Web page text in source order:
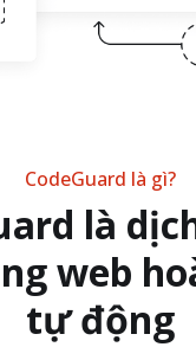
CodeGuard là gì?
là
web
tự động